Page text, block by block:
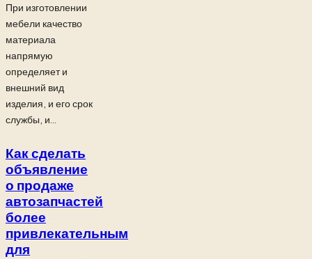
При изготовлении
мебели качество
материала
напрямую
определяет и
внешний вид
изделия, и его срок
службы, и...
Как сделать
объявление
о продаже
автозапчастей
более
привлекательным
для